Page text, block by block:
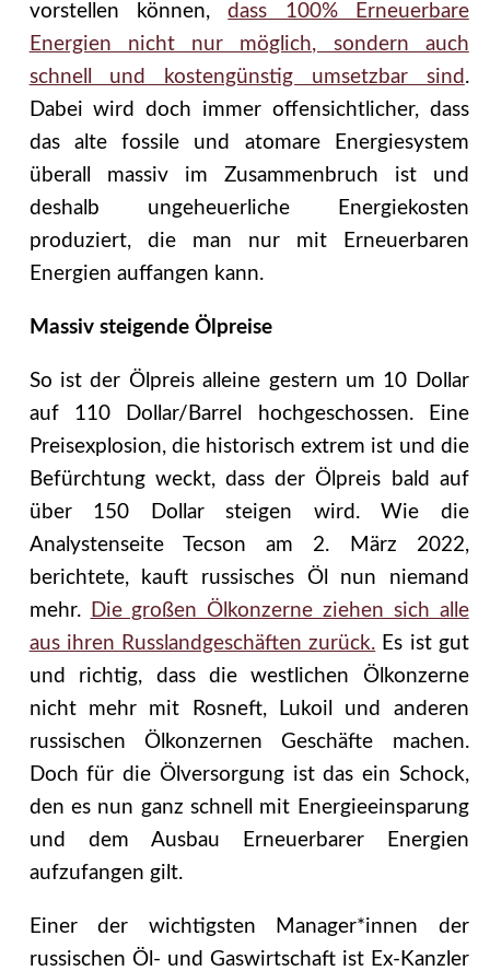
vorstellen können,dass 100% Erneuerbare
Energien nicht nur möglich, sondern auch
schnell und kostengünstig umsetzbar sind .
Dabei wird doch immer offensichtlicher, dass
das alte fossile und atomare Energiesystem
überall massiv im Zusammenbruch ist und
deshalb ungeheuerliche Energiekosten
produziert, die man nur mit Erneuerbaren
Energien auffangen kann.
Massiv steigende Ölpreise
So ist der Ölpreis alleine gestern um 10 Dollar
auf 110 Dollar/Barrel hochgeschossen. Eine
Preisexplosion, die historisch extrem ist und die
Befürchtung weckt, dass der Ölpreis bald auf
über 150 Dollar steigen wird. Wie die
Analystenseite Tecson am 2. März 2022,
berichtete, kauft russisches Öl nun niemand
mehr.
Die großen Ölkonzerne ziehen sich alle
aus ihren Russ­land­ge­schäften zurück. Es ist gut
und richtig, dass die westlichen Ölkonzerne
nicht mehr mit Rosneft, Lukoil und anderen
russischen Ölkonzernen Geschäfte machen.
Doch für die Ölversorgung ist das ein Schock,
den es nun ganz schnell mit Energieeinsparung
und dem Ausbau Erneuerbarer Energien
aufzufangen gilt.
Einer der wichtigsten Manager*innen der
russischen Öl- und Gaswirtschaft ist Ex-Kanzler